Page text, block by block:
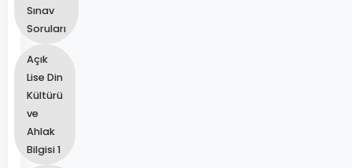
Sınav
Soruları
Açık
Lise Din
Kültürü
ve
Ahlak
Bilgisi 1